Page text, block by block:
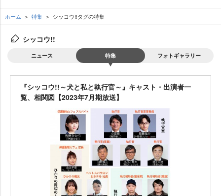
ホーム 特集 シッコウ!!タグの特集
シッコウ!!
ニュース 特集 フォトギャラリー
『シッコウ!!～犬と私と執行官～』キャスト・出演者一
覧、相関図【2023年7月期放送】